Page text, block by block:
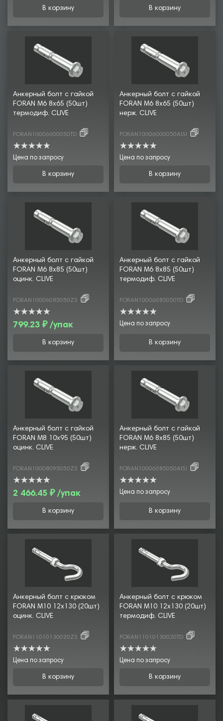
В корзину В корзину
Анкерный болт с гайкой
FORAN М6 8х65 (50шт)
термодиф. CLIVE
FORAN10006000050TD
Цена по запросу
В корзину
Анкерный болт с гайкой
FORAN М6 8х65 (50шт)
нерж. CLIVE
FORAN10006000050AISI
Цена по запросу
В корзину
Анкерный болт с гайкой
FORAN М6 8х85 (50шт)
оцинк. CLIVE
FORAN10006085050ZS
799.23 ₽ /упак
В корзину
Анкерный болт с гайкой
FORAN М6 8х85 (50шт)
термодиф. CLIVE
FORAN10006085050TD
Цена по запросу
В корзину
Анкерный болт с гайкой
FORAN М8 10х95 (50шт)
оцинк. CLIVE
FORAN10008095050ZS
2 466.45 ₽ /упак
В корзину
Анкерный болт с гайкой
FORAN М6 8х85 (50шт)
нерж. CLIVE
FORAN10006085050AISI
Цена по запросу
В корзину
Анкерный болт с крюком
FORAN М10 12х130 (20шт)
оцинк. CLIVE
FORAN11010130020ZS
Цена по запросу
В корзину
Анкерный болт с крюком
FORAN М10 12х130 (20шт)
термодиф. CLIVE
FORAN11010130020TD
Цена по запросу
В корзину